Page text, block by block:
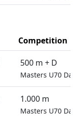
Competition
500 m + D
Masters U70
1.000 m
Masters U70